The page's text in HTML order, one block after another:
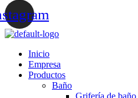
Inicio
Empresa
Productos
Baño
Grifería de baño